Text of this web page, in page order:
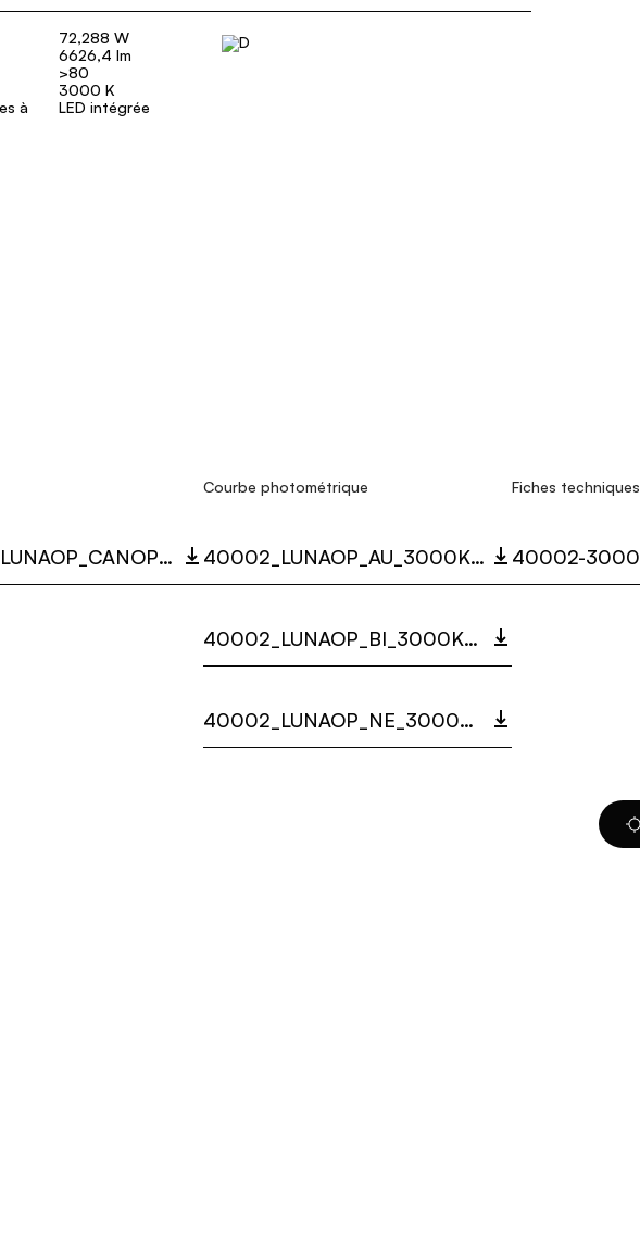
72,288 W
6626,4 lm
>80
3000 K
à
LED intégrée
40002_BI_LUNAOP_CANOPY_3D.ZIP
Courbe photométrique
40002_LUNAOP_AU_3000K_LC.ZIP
40002_LUNAOP_BI_3000K_LC.ZIP
40002_LUNAOP_NE_3000K_LC.ZIP
Fiches techniques